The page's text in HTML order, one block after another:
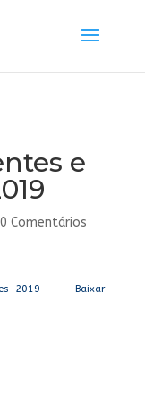
e
0 Comentários
2019 Baixar